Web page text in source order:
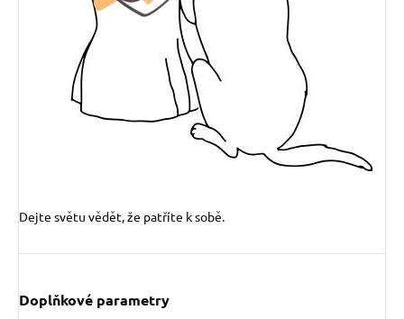
Dejte světu vědět, že patříte k sobě.
Doplňkové parametry